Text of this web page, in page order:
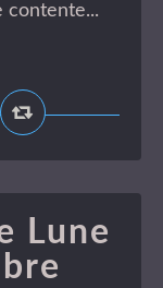
contente...
Lune